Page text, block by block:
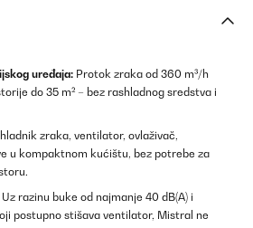
uređaja: Protok zraka od 360 m³/h
do 35 m² – bez rashladnog sredstva i
zraka, ventilator, ovlaživač,
u kompaktnom kućištu, bez potrebe za
Uz razinu buke od najmanje 40 dB(A) i
postupno stišava ventilator, Mistral ne